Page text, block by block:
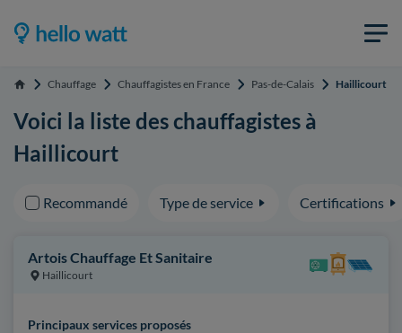
Accueil Chauffage Chauffagistes en France Pas-de-Calais Haillicourt
Voici la liste des chauffagistes à
Haillicourt
Recommandé Type de service Certifications
Artois Chauffage Et Sanitaire
Haillicourt
Principaux services proposés